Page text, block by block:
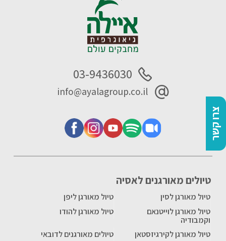
צרו קשר
טיולים מאורגנים לאסיה
טיול מאורגן לסין
טיול מאורגן ליפן
טיול מאורגן לוייטנאם
וקמבודיה
טיול מאורגן להודו
טיול מאורגן לקירגיזסטאן
טיולים מאורגנים לדובאי
03-9436030
info@ayalagroup.co.il